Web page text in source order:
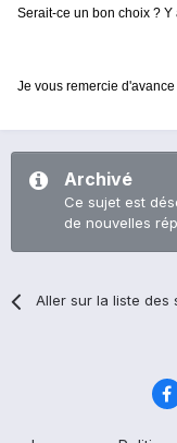
Serait-ce un bon choix ? Y
Je vous remercie d'avance
Archivé
Ce sujet est
de nouvelles
Aller sur la liste des